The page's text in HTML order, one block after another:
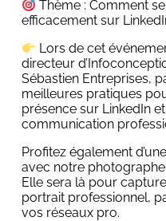
Thème : Comment
efficacement sur
Lors de cet
directeur
Sébastien Entreprises,
meilleures pratiques
présence sur LinkedIn
communication
Profitez également
avec notre
Elle sera là pour
portrait professionnel,
vos réseaux pro.